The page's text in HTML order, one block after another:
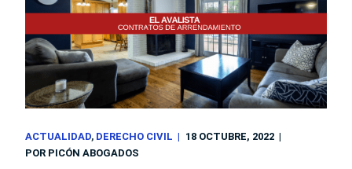
ACTUALIDAD DERECHO CIVIL
18 OCTUBRE, 2022
POR PICÓN ABOGADOS